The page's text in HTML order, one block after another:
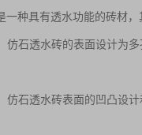
一种具有透水功能的砖材，
仿石透水砖的表面设计为
仿石透水砖表面的凹凸设